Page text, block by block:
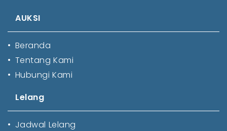
AUKSI
• Beranda
• Tentang Kami
• Hubungi Kami
Lelang
• Jadwal Lelang